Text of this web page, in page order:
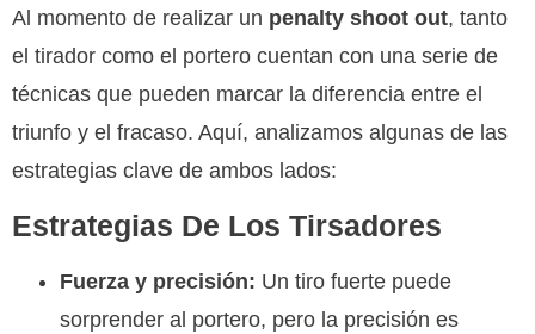
Al momento de realizar un penalty shoot out, tanto
el tirador como el portero cuentan con una serie de
técnicas que pueden marcar la diferencia entre el
triunfo y el fracaso. Aquí, analizamos algunas de las
estrategias clave de ambos lados:
Estrategias De Los Tirsadores
Fuerza y precisión: Un tiro fuerte puede
sorprender al portero, pero la precisión es